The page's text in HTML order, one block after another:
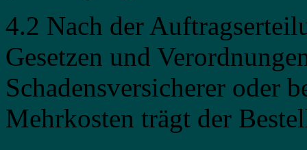
4.2 Nach der
Gesetzen und
Schadensversicherer oder
Mehrkosten trägt der